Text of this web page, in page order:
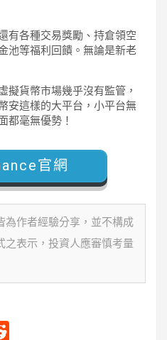
有各種交易獎勵、持倉領空
池等福利回饋。無論是新老
擬貨幣市場幾乎沒有監管，
安這樣的大平台，小平台無
都毫無優勢！
官網
為作者經驗分享，並不構成
之表示，投資人應審慎考量